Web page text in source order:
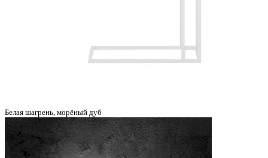
Белая шагрень, морёный дуб